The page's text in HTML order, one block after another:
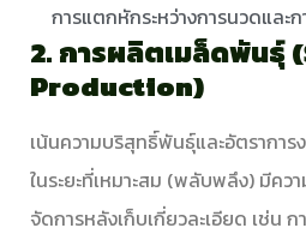
การแตกหักระหว่างการนวดและ
2. การผลิตเมล็ดพันธุ์
Production)
เน้นความบริสุทธิ์พันธุ์และอัตราการ
ในระยะที่เหมาะสม (พลับพลึง) มีค
จัดการหลังเก็บเกี่ยวละเอียด เช่น ก